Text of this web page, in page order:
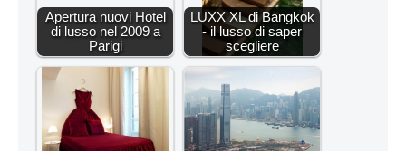
Apertura nuovi Hotel
di lusso nel 2009 a
Parigi
LUXX XL di Bangkok
- il lusso di saper
scegliere